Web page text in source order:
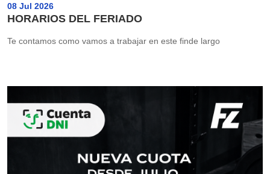
08 Jul 2026
HORARIOS DEL FERIADO
Te contamos como vamos a trabajar en este finde largo